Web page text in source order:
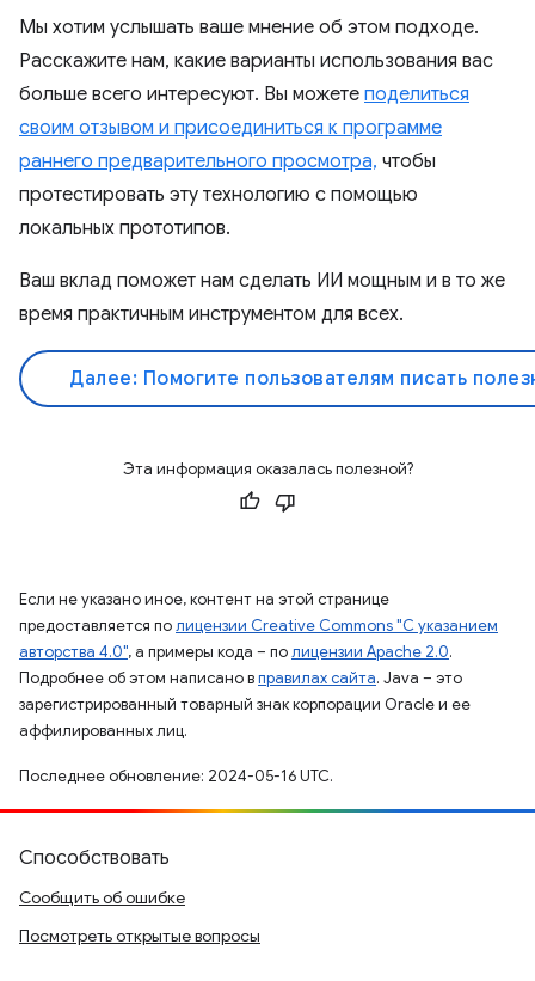
Мы хотим услышать ваше мнение об этом подходе.
Расскажите нам, какие варианты использования вас
больше всего интересуют. Вы можете поделиться
своим отзывом и присоединиться к программе
раннего предварительного просмотра, чтобы
протестировать эту технологию с помощью
локальных прототипов.
Ваш вклад поможет нам сделать ИИ мощным и в то же
время практичным инструментом для всех.
Далее: Помогите пользователям писать
Эта информация оказалась полезной?
Если не указано иное, контент на этой странице
предоставляется полицензии Creative Commons "С указанием
авторства 4.0", а примеры кода – полицензии Apache 2.0.
Подробнее об этом написано вправилах сайта. Java – это
зарегистрированный товарный знак корпорации Oracle и ее
аффилированных лиц.
Последнее обновление: 2024-05-16 UTC.
Способствовать
Сообщить об ошибке
Посмотреть открытые вопросы